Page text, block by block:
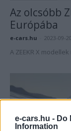
e-cars.hu - Do
Information
Az olcsóbb
Európába
e-cars.hu 2023-09-20
A ZEEKR X